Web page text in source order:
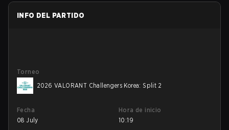
INFO DEL PARTIDO
Torneo
2026 VALORANT Challengers Korea: Split 2
Fecha
08 July
Hora de inicio
10:19